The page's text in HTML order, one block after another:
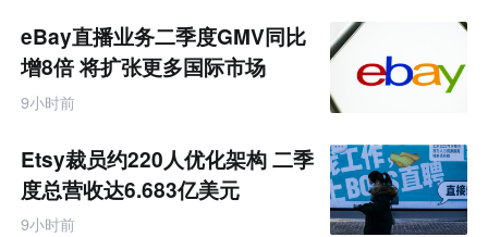
eBay直播业务二季度GMV同比
增8倍 将扩张更多国际市场
9小时前
Etsy裁员约220人优化架构 二季
度总营收达6.683亿美元
9小时前